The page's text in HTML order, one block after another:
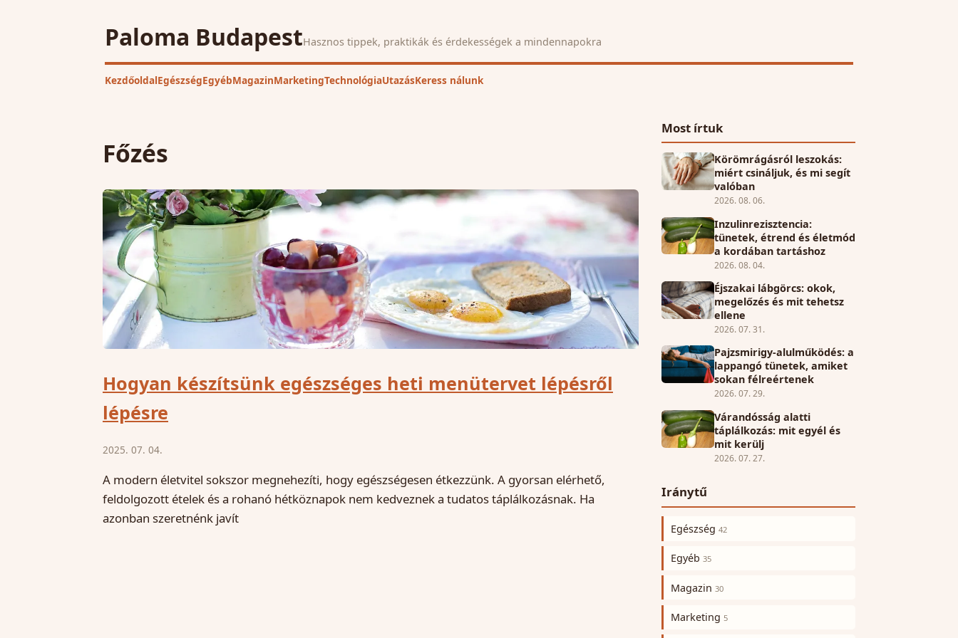
Paloma BudapestHasznos tippek, praktikák és érdekességek a mindennapokra
KezdőoldalEgészségEgyébMagazinMarketingTechnológiaUtazásKeress nálunk
Főzés
Hogyan készítsünk egészséges heti menütervet lépésről
lépésre
2025. 07. 04.
A modern életvitel sokszor megnehezíti, hogy egészségesen étkezzünk. A gyorsan elérhető,
feldolgozott ételek és a rohanó hétköznapok nem kedveznek a tudatos táplálkozásnak. Ha
azonban szeretnénk javít
Most írtuk
Körömrágásról leszokás:
miért csináljuk, és mi segít
valóban
2026. 08. 06.
Inzulinrezisztencia:
tünetek, étrend és életmód
a kordában tartáshoz
2026. 08. 04.
Éjszakai lábgörcs: okok,
megelőzés és mit tehetsz
ellene
2026. 07. 31.
Pajzsmirigy-alulműködés: a
lappangó tünetek, amiket
sokan félreértenek
2026. 07. 29.
Várandósság alatti
táplálkozás: mit egyél és
mit kerülj
2026. 07. 27.
Iránytű
Egészség 42
Egyéb 35
Magazin 30
Marketing 5